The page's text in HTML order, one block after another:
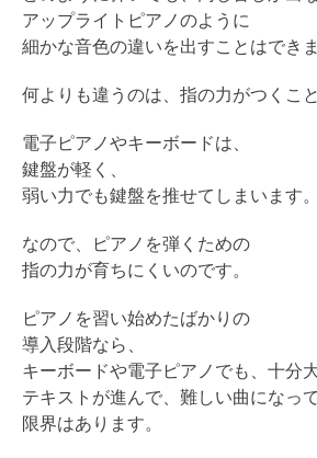
アップライトピアノのように
細かな音色の違いを出すことはできま
何よりも違うのは、指の力がつくこと
電子ピアノやキーボードは、
鍵盤が軽く、
弱い力でも鍵盤を推せてしまいます。
なので、ピアノを弾くための
指の力が育ちにくいのです。
ピアノを習い始めたばかりの
導入段階なら、
キーボードや電子ピアノでも、十分
テキストが進んで、難しい曲になっ
限界はあります。